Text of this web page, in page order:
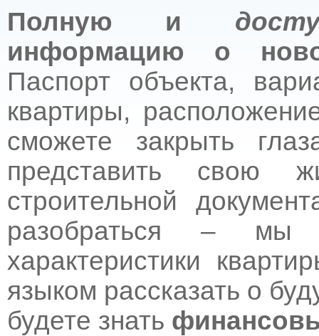
Полную и
информацию о
Паспорт объекта,
квартиры,
сможете закрыть
представить
строительной
разобраться – мы
характеристики
языком рассказать о
будете знать